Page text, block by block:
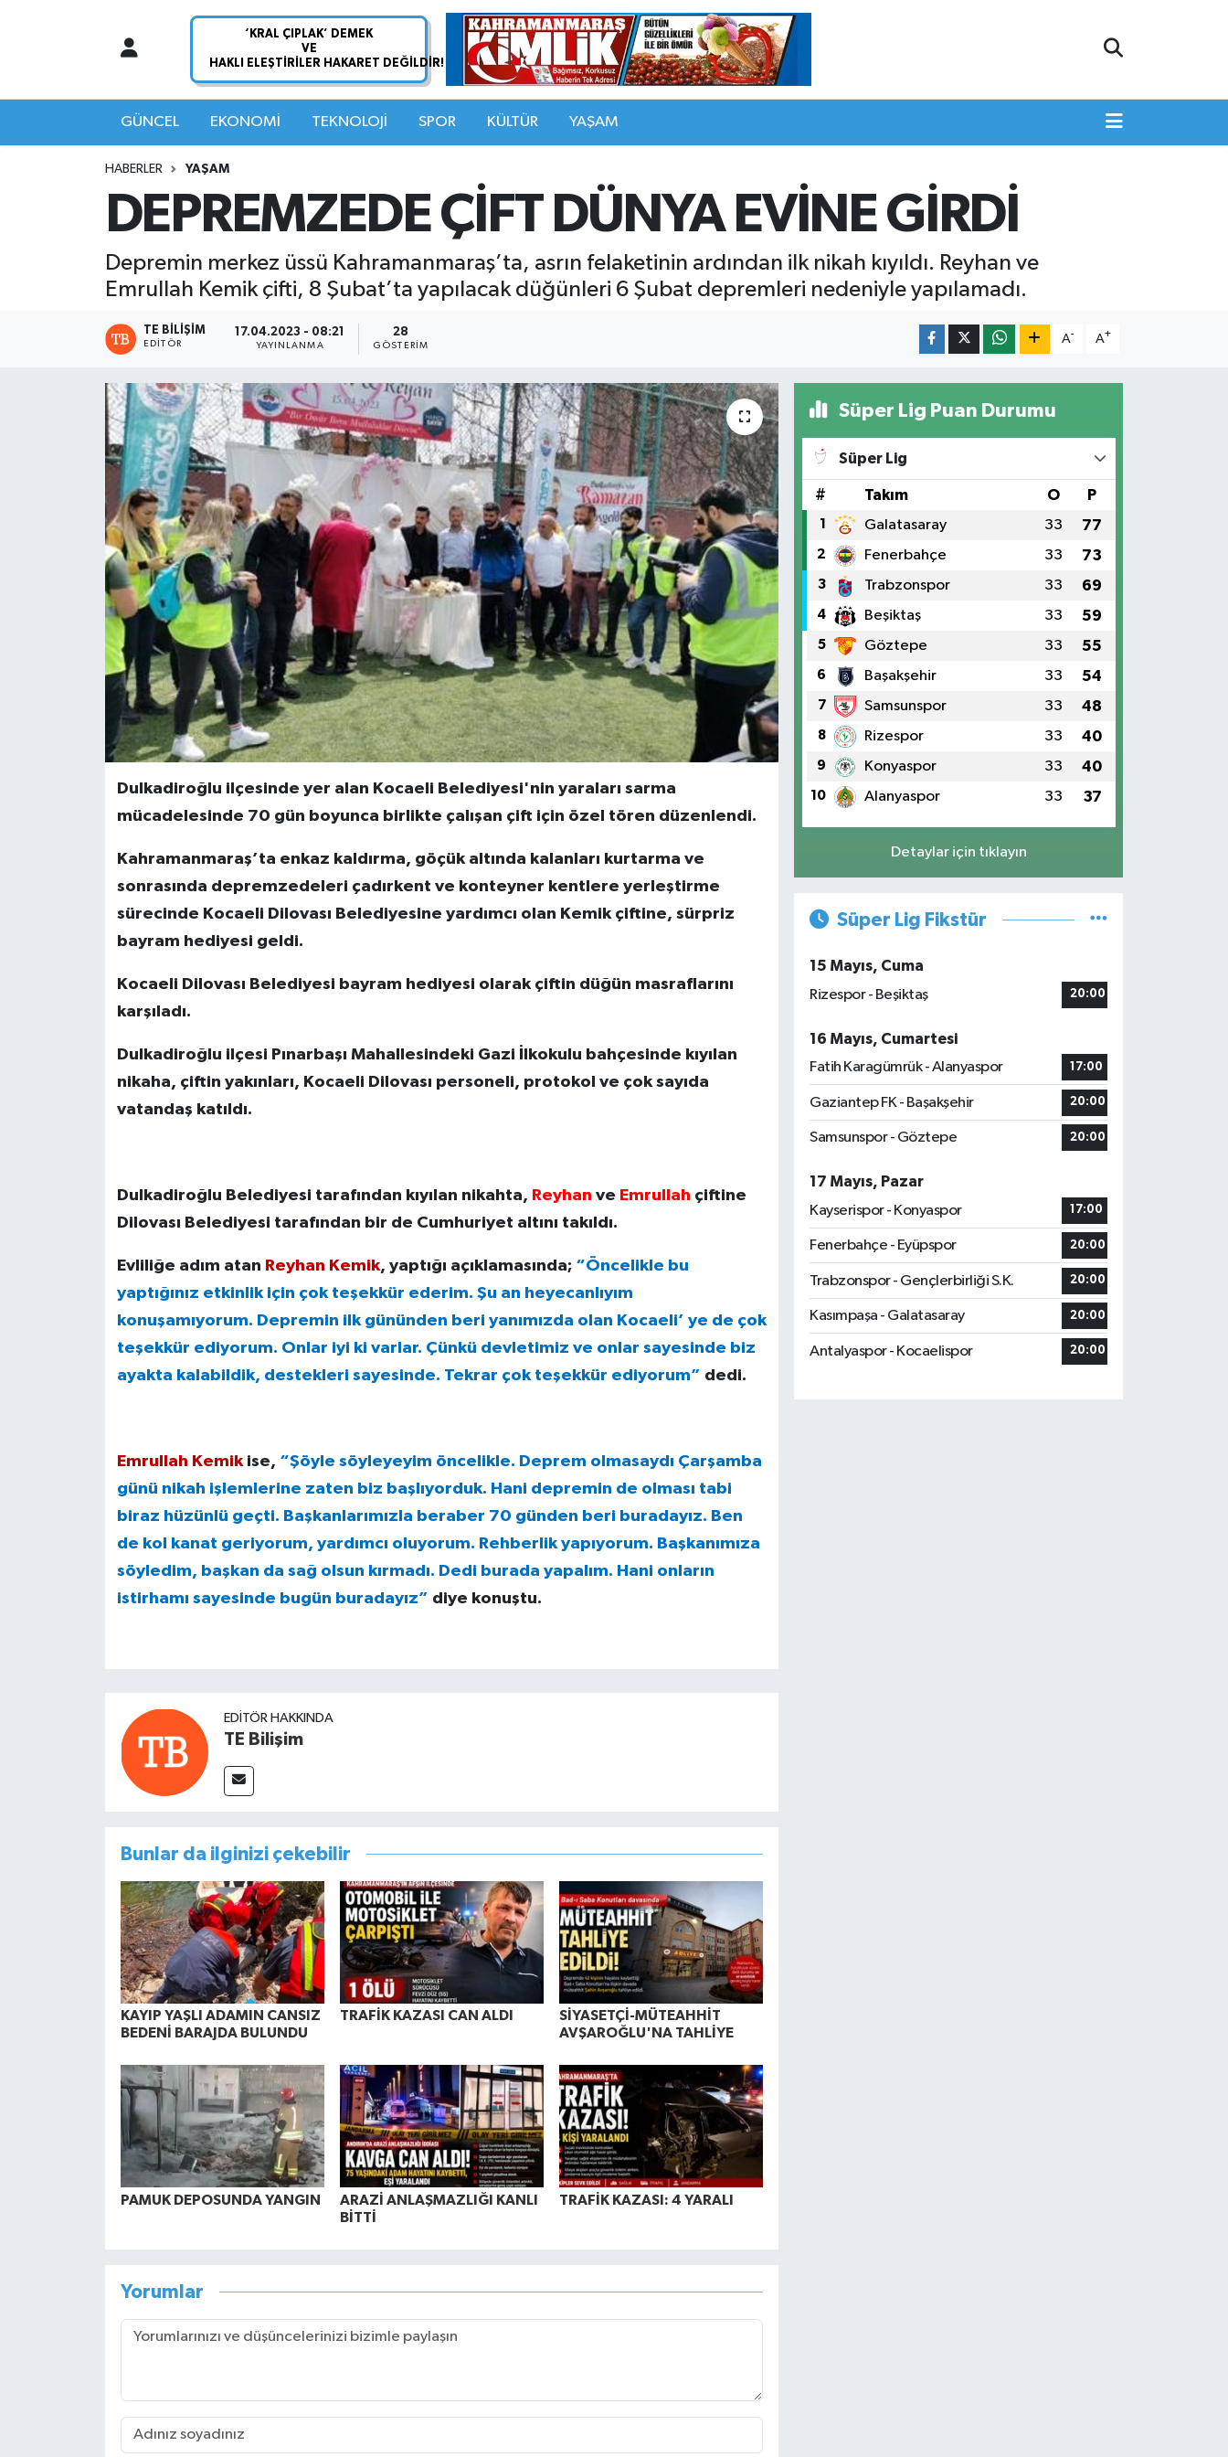
GÜNCEL EKONOMİ TEKNOLOJİ SPOR KÜLTÜR YAŞAM
HABERLER YAŞAM
DEPREMZEDE ÇİFT DÜNYA EVİNE GİRDİ
Depremin merkez üssü Kahramanmaraş’ta, asrın felaketinin ardından ilk nikah kıyıldı. Reyhan ve
Emrullah Kemik çifti, 8 Şubat’ta yapılacak düğünleri 6 Şubat depremleri nedeniyle yapılamadı.
TE BILIŞIM
EDITÖR
17.04.2023 - 08:21
YAYINLANMA
28
GÖSTERIM
A- A+
Dulkadiroğlu ilçesinde yer alan Kocaeli Belediyesi'nin yaraları sarma
mücadelesinde 70 gün boyunca birlikte çalışan çift için özel tören düzenlendi.
Kahramanmaraş’ta enkaz kaldırma, göçük altında kalanları kurtarma ve
sonrasında depremzedeleri çadırkent ve konteyner kentlere yerleştirme
sürecinde Kocaeli Dilovası Belediyesine yardımcı olan Kemik çiftine, sürpriz
bayram hediyesi geldi.
Kocaeli Dilovası Belediyesi bayram hediyesi olarak çiftin düğün masraflarını
karşıladı.
Dulkadiroğlu ilçesi Pınarbaşı Mahallesindeki Gazi İlkokulu bahçesinde kıyılan
nikaha, çiftin yakınları, Kocaeli Dilovası personeli, protokol ve çok sayıda
vatandaş katıldı.
Dulkadiroğlu Belediyesi tarafından kıyılan nikahta, Reyhan ve Emrullah çiftine
Dilovası Belediyesi tarafından bir de Cumhuriyet altını takıldı.
Evliliğe adım atan Reyhan Kemik, yaptığı açıklamasında; “Öncelikle bu
yaptığınız etkinlik için çok teşekkür ederim. Şu an heyecanlıyım
konuşamıyorum. Depremin ilk gününden beri yanımızda olan Kocaeli’ ye de çok
teşekkür ediyorum. Onlar iyi ki varlar. Çünkü devletimiz ve onlar sayesinde biz
ayakta kalabildik, destekleri sayesinde. Tekrar çok teşekkür ediyorum” dedi.
Emrullah Kemik ise, “Şöyle söyleyeyim öncelikle. Deprem olmasaydı Çarşamba
günü nikah işlemlerine zaten biz başlıyorduk. Hani depremin de olması tabi
biraz hüzünlü geçti. Başkanlarımızla beraber 70 günden beri buradayız. Ben
de kol kanat geriyorum, yardımcı oluyorum. Rehberlik yapıyorum. Başkanımıza
söyledim, başkan da sağ olsun kırmadı. Dedi burada yapalım. Hani onların
istirhamı sayesinde bugün buradayız” diye konuştu.
EDITÖR HAKKINDA
TE Bilişim
Bunlar da ilginizi çekebilir
KAYIP YAŞLI ADAMIN CANSIZ
BEDENİ BARAJDA BULUNDU
TRAFİK KAZASI CAN ALDI
SİYASETÇİ-MÜTEAHHİT
AVŞAROĞLU'NA TAHLİYE
PAMUK DEPOSUNDA YANGIN
ARAZİ ANLAŞMAZLIĞI KANLI
BİTTİ
TRAFİK KAZASI: 4 YARALI
Yorumlar
Süper Lig Puan Durumu
Süper Lig
# Takım O P
1 Galatasaray 33 77
2 Fenerbahçe 33 73
3 Trabzonspor 33 69
4 Beşiktaş 33 59
5 Göztepe 33 55
6 Başakşehir 33 54
7 Samsunspor 33 48
8 Rizespor 33 40
9 Konyaspor 33 40
10 Alanyaspor 33 37
Detaylar için tıklayın
Süper Lig Fikstür
15 Mayıs, Cuma
Rizespor - Beşiktaş
20:00
16 Mayıs, Cumartesi
Fatih Karagümrük - Alanyaspor
17:00
Gaziantep FK - Başakşehir 20:00
Samsunspor - Göztepe 20:00
17 Mayıs, Pazar
Kayserispor - Konyaspor
17:00
Fenerbahçe - Eyüpspor 20:00
Trabzonspor - Gençlerbirliği S.K. 20:00
Kasımpaşa - Galatasaray 20:00
Antalyaspor - Kocaelispor 20:00
Hava Durumu
Namaz Vakitleri
Trafik Durumu
Süper Lig Puan Durumu ve Fikstür
Son Dakika Haberleri
Haber Arşivi